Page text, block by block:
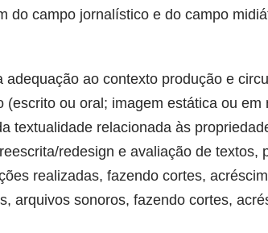
do campo jornalístico e do campo
ao contexto produção e
ou oral; imagem estática ou
textualidade relacionada às
redesign e avaliação de textos,
realizadas, fazendo cortes,
arquivos sonoros, fazendo cortes,